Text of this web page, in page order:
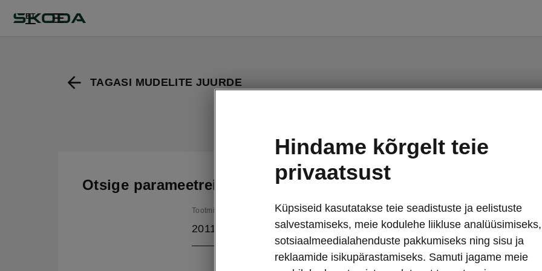
ET
TAGASI MUDELITE JUURDE
Otsige parameetreid
Tootmisperiood
2011/5 Keel
Hindame kõrgelt teie
privaatsust
Küpsiseid kasutatakse teie seadistuste ja eelistuste
salvestamiseks, meie kodulehe liikluse analüüsimiseks,
sotsiaalmeedialahenduste pakkumiseks ning sisu ja
reklaamide isikupärastamiseks. Samuti jagame meie